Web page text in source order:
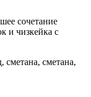
сочетание
и чизкейка с
сметана, сметана,